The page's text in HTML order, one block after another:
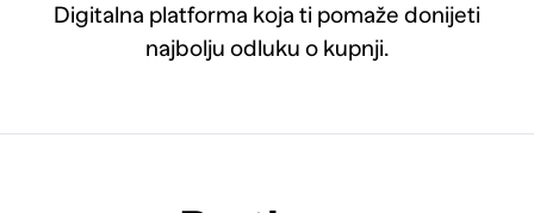
Digitalna platforma koja ti pomaže donijeti
najbolju odluku o kupnji.